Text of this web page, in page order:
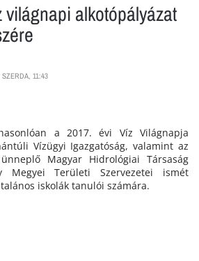
alkotópályázat
11:43
a 2017. évi Víz Világnapja
Vízügyi Igazgatóság, valamint az
Magyar Hidrológiai Társaság
Megyei Területi Szervezetei ismét
iskolák tanulói számára.